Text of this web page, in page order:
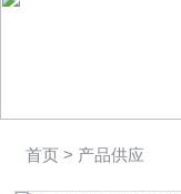
首页 > 产品供应